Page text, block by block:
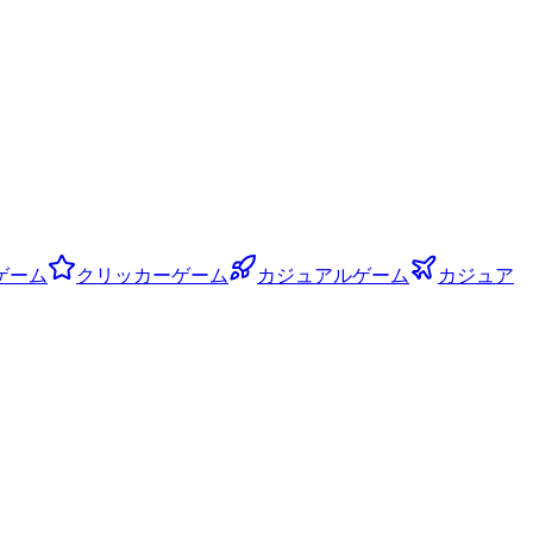
ーム クリッカーゲーム カジュアルゲーム
カジュア